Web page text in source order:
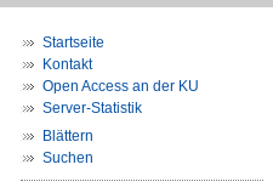
Startseite
Kontakt
Open Access an der KU
Server-Statistik
Blättern
Suchen